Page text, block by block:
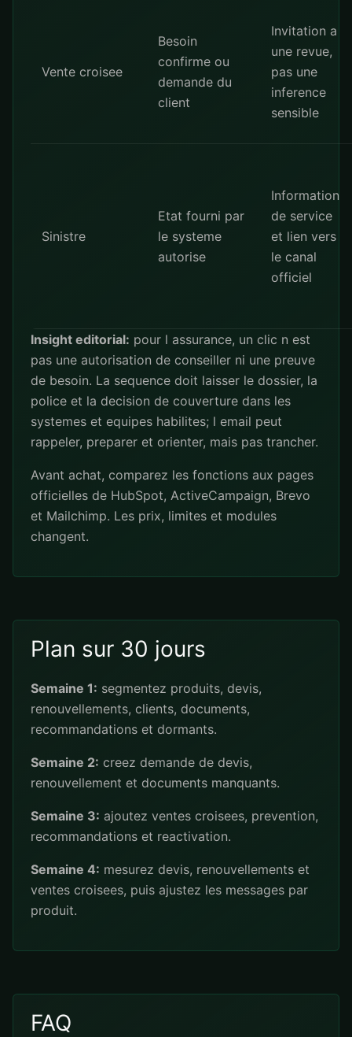
Vente croisee
Besoin
confirme ou
demande du
client
Invitation a
une revue,
pas une
inference
sensible
Sinistre
Etat fourni par
le systeme
autorise
Information
de service
et lien vers
le canal
officiel
Insight editorial: pour l assurance, un clic n est
pas une autorisation de conseiller ni une preuve
de besoin. La sequence doit laisser le dossier, la
police et la decision de couverture dans les
systemes et equipes habilites; l email peut
rappeler, preparer et orienter, mais pas trancher.
Avant achat, comparez les fonctions aux pages
officielles de HubSpot, ActiveCampaign, Brevo
et Mailchimp. Les prix, limites et modules
changent.
Plan sur 30 jours
Semaine 1: segmentez produits, devis,
renouvellements, clients, documents,
recommandations et dormants.
Semaine 2: creez demande de devis,
renouvellement et documents manquants.
Semaine 3: ajoutez ventes croisees, prevention,
recommandations et reactivation.
Semaine 4: mesurez devis, renouvellements et
ventes croisees, puis ajustez les messages par
produit.
FAQ